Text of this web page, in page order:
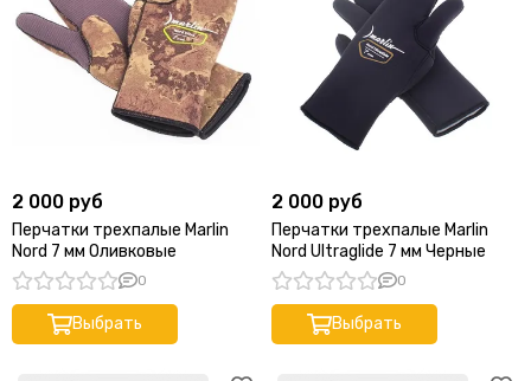
2 000 руб
Перчатки трехпалые Marlin
Nord 7 мм Оливковые
0
Выбрать
2 000 руб
Перчатки трехпалые Marlin
Nord Ultraglide 7 мм Черные
0
Выбрать